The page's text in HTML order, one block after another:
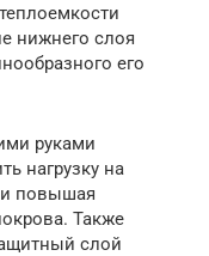
нижнего слоя
его
руками
нагрузку на
и повышая
Также
слой